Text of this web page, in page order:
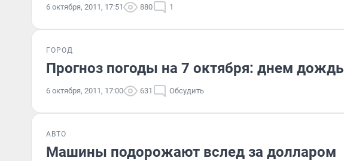
6 октября, 2011, 17:51 880 1
ГОРОД
Прогноз погоды на 7 октября: днем дождь
6 октября, 2011, 17:00 631 Обсудить
АВТО
Машины подорожают вслед за долларом